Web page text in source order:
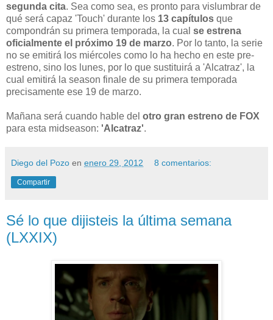
segunda cita. Sea como sea, es pronto para vislumbrar de
qué será capaz 'Touch' durante los 13 capítulos que
compondrán su primera temporada, la cual se estrena
oficialmente el próximo 19 de marzo. Por lo tanto, la serie
no se emitirá los miércoles como lo ha hecho en este pre-
estreno, sino los lunes, por lo que sustituirá a 'Alcatraz', la
cual emitirá la season finale de su primera temporada
precisamente ese 19 de marzo.
Mañana será cuando hable del otro gran estreno de FOX
para esta midseason: 'Alcatraz'.
Diego del Pozo en enero 29, 2012 8 comentarios:
Compartir
Sé lo que dijisteis la última semana
(LXXIX)